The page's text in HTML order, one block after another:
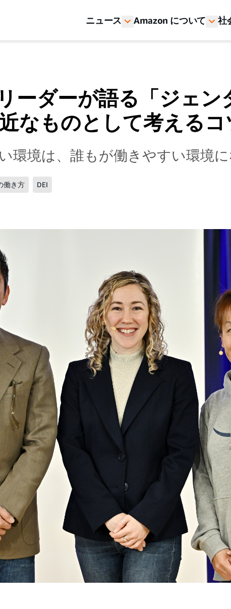
ニュース Amazon について 社
ーダーが語る「ジェン
なものとして考えるコ
環境は、誰もが働きやすい環境
働き方 DEI